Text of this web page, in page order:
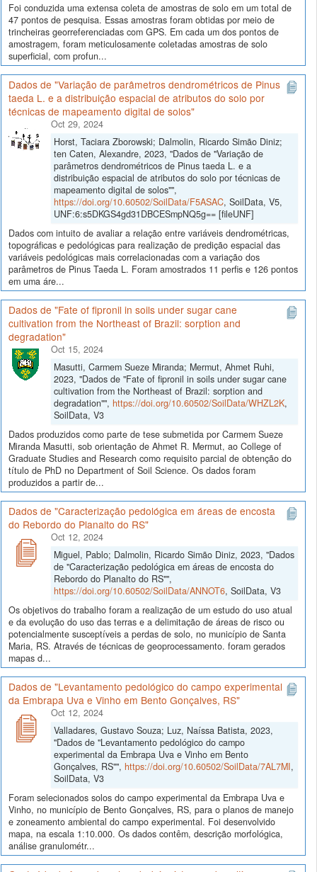
Foi conduzida uma extensa coleta de amostras de solo em um total de
47 pontos de pesquisa. Essas amostras foram obtidas por meio de
trincheiras georreferenciadas com GPS. Em cada um dos pontos de
amostragem, foram meticulosamente coletadas amostras de solo
superficial, com profun...
Dados de "Variação de parâmetros dendrométricos de Pinus
taeda L. e a distribuição espacial de atributos do solo por
técnicas de mapeamento digital de solos"
Oct 29, 2024
Horst, Taciara Zborowski; Dalmolin, Ricardo Simão Diniz;
ten Caten, Alexandre, 2023, "Dados de "Variação de
parâmetros dendrométricos de Pinus taeda L. e a
distribuição espacial de atributos do solo por técnicas de
mapeamento digital de solos"",
https://doi.org/10.60502/SoilData/F5ASAC, SoilData, V5,
UNF:6:s5DKGS4gd31DBCESmpNQ5g== [fileUNF]
Dados com intuito de avaliar a relação entre variáveis dendrométricas,
topográficas e pedológicas para realização de predição espacial das
variáveis pedológicas mais correlacionadas com a variação dos
parâmetros de Pinus Taeda L. Foram amostrados 11 perfis e 126 pontos
em uma áre...
Dados de "Fate of fipronil in soils under sugar cane
cultivation from the Northeast of Brazil: sorption and
degradation"
Oct 15, 2024
Masutti, Carmem Sueze Miranda; Mermut, Ahmet Ruhi,
2023, "Dados de "Fate of fipronil in soils under sugar cane
cultivation from the Northeast of Brazil: sorption and
degradation"", https://doi.org/10.60502/SoilData/WHZL2K,
SoilData, V3
Dados produzidos como parte de tese submetida por Carmem Sueze
Miranda Masutti, sob orientação de Ahmet R. Mermut, ao College of
Graduate Studies and Research como requisito parcial de obtenção do
título de PhD no Department of Soil Science. Os dados foram
produzidos a partir de...
Dados de "Caracterização pedológica em áreas de encosta
do Rebordo do Planalto do RS"
Oct 12, 2024
Miguel, Pablo; Dalmolin, Ricardo Simão Diniz, 2023, "Dados
de "Caracterização pedológica em áreas de encosta do
Rebordo do Planalto do RS"",
https://doi.org/10.60502/SoilData/ANNOT6, SoilData, V3
Os objetivos do trabalho foram a realização de um estudo do uso atual
e da evolução do uso das terras e a delimitação de áreas de risco ou
potencialmente susceptíveis a perdas de solo, no município de Santa
Maria, RS. Através de técnicas de geoprocessamento. foram gerados
mapas d...
Dados de "Levantamento pedológico do campo experimental
da Embrapa Uva e Vinho em Bento Gonçalves, RS"
Oct 12, 2024
Valladares, Gustavo Souza; Luz, Naíssa Batista, 2023,
"Dados de "Levantamento pedológico do campo
experimental da Embrapa Uva e Vinho em Bento
Gonçalves, RS"", https://doi.org/10.60502/SoilData/7AL7MI,
SoilData, V3
Foram selecionados solos do campo experimental da Embrapa Uva e
Vinho, no município de Bento Gonçalves, RS, para o planos de manejo
e zoneamento ambiental do campo experimental. Foi desenvolvido
mapa, na escala 1:10.000. Os dados contêm, descrição morfológica,
análise granulométr...